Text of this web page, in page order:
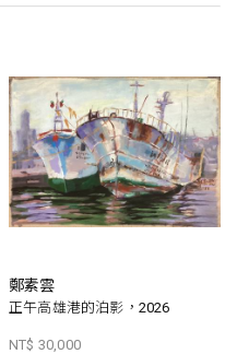
鄭素雲
正午高雄港的泊影，2026
NT$ 30,000